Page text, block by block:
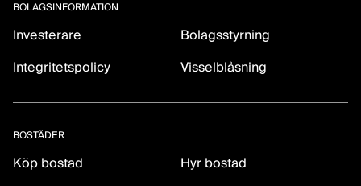
BOLAGSINFORMATION
Investerare
Bolagsstyrning
Integritetspolicy
Visselblåsning
BOSTÄDER
Köp bostad
Hyr bostad